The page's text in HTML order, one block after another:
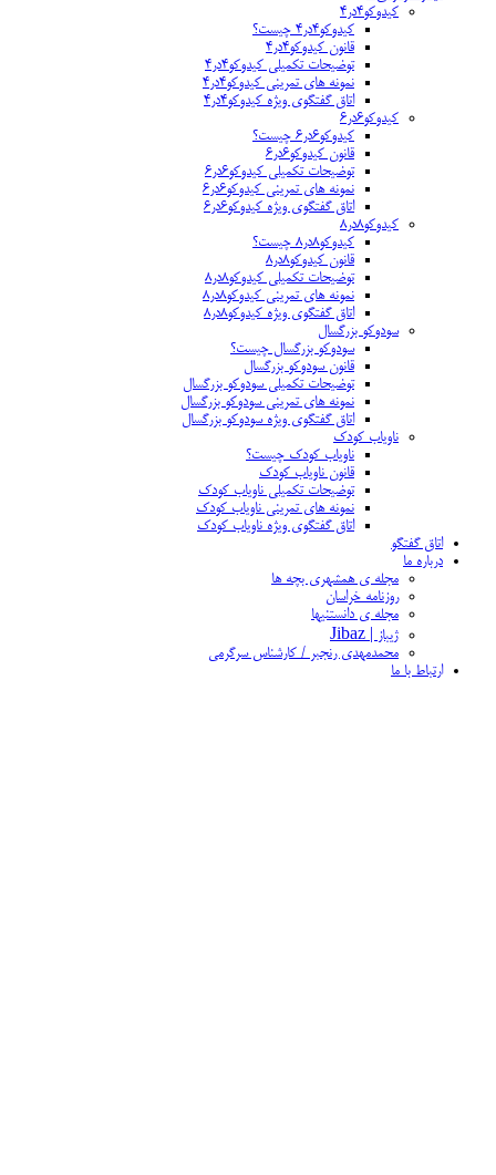
کیدوکو۴در۴
کیدوکو۴در۴ چیست؟
قانون کیدوکو۴در۴
توضیحات تکمیلی کیدوکو۴در۴
نمونه های تمرینی کیدوکو۴در۴
اتاق گفتگوی ویژه کیدوکو۴در۴
کیدوکو۶در۶
کیدوکو۶در۶ چیست؟
قانون کیدوکو۶در۶
توضیحات تکمیلی کیدوکو۶در۶
نمونه های تمرینی کیدوکو۶در۶
اتاق گفتگوی ویژه کیدوکو۶در۶
کیدوکو۸در۸
کیدوکو۸در۸ چیست؟
قانون کیدوکو۸در۸
توضیحات تکمیلی کیدوکو۸در۸
نمونه های تمرینی کیدوکو۸در۸
اتاق گفتگوی ویژه کیدوکو۸در۸
سودوکو بزرگسال
سودوکو بزرگسال چیست؟
قانون سودوکو بزرگسال
توضیحات تکمیلی سودوکو بزرگسال
نمونه های تمرینی سودوکو بزرگسال
اتاق گفتگوی ویژه سودوکو بزرگسال
ناویاب کودک
ناویاب کودک چیست؟
قانون ناویاب کودک
توضیحات تکمیلی ناویاب کودک
نمونه های تمرینی ناویاب کودک
اتاق گفتگوی ویژه ناویاب کودک
اتاق گفتگو
درباره ما
مجله ی همشهری بچه ها
روزنامه خراسان
مجله ی دانستنیها
ژیباز | Jibaz
محمدمهدی رنجبر / کارشناس سرگرمی
ارتباط با ما